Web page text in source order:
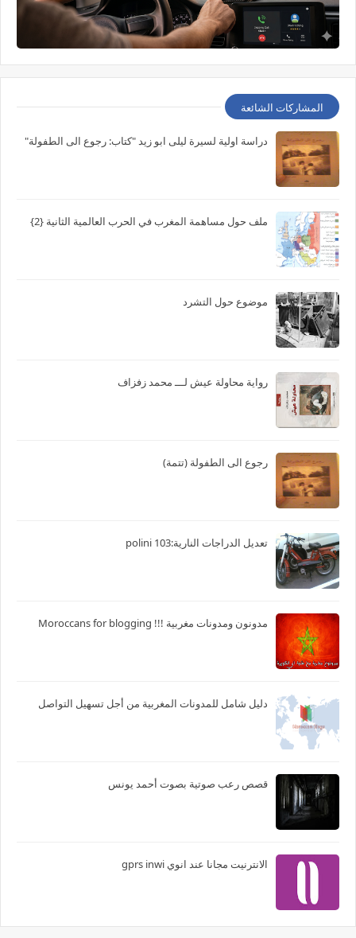
المشاركات الشائعة
دراسة اولية لسيرة ليلى ابو زيد "كتاب: رجوع الى الطفولة"
ملف حول مساهمة المغرب في الحرب العالمية الثانية {2}
موضوع حول التشرد
رواية محاولة عيش لـــ محمد زفزاف
رجوع الى الطفولة (تتمة)
تعديل الدراجات النارية:103 polini
مدونون ومدونات مغربية !!! Moroccans for blogging
دليل شامل للمدونات المغربية من أجل تسهيل التواصل
قصص رعب صوتية بصوت أحمد يونس
الانترنيت مجانا عند انوي gprs inwi